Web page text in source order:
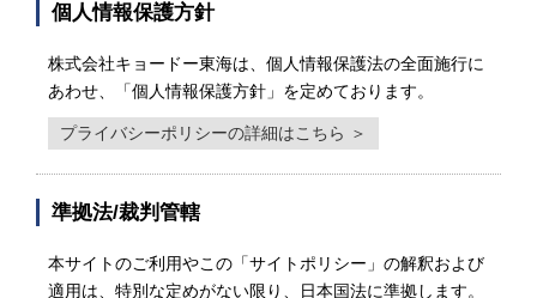
個人情報保護方針
株式会社キョードー東海は、個人情報保護法の全面施行に
あわせ、「個人情報保護方針」を定めております。
プライバシーポリシーの詳細はこちら ＞
準拠法/裁判管轄
本サイトのご利用やこの「サイトポリシー」の解釈および
適用は、特別な定めがない限り、日本国法に準拠します。